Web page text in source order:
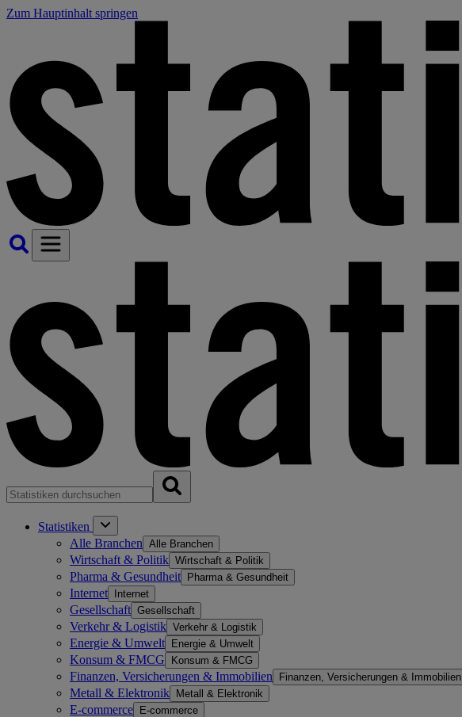
Zum Hauptinhalt springen
Statistiken
Alle Branchen Alle Branchen
Wirtschaft & Politik Wirtschaft & Politik
Pharma & Gesundheit Pharma & Gesundheit
Internet Internet
Gesellschaft Gesellschaft
Verkehr & Logistik Verkehr & Logistik
Energie & Umwelt Energie & Umwelt
Konsum & FMCG Konsum & FMCG
Finanzen, Versicherungen & Immobilien Finanzen, Versicherungen & Immobilien
Metall & Elektronik Metall & Elektronik
E-commerce E-commerce